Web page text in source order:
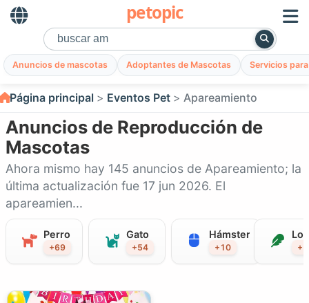
petopic
Anuncios de mascotas Adoptantes de Mascotas Servicios
Página principal Eventos Pet Apareamiento
Anuncios de Reproducción de
Mascotas
Ahora mismo hay 145 anuncios de Apareamiento; la
última actualización fue 17 jun 2026. El
apareamien...
Perro
+69
Gato
+54
Hámster
+10 +7